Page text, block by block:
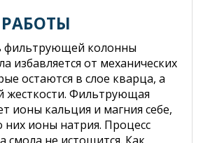
фильтрующей колонны
избавляется от механических
остаются в слое кварца, а
жесткости. Фильтрующая
ионы кальция и магния себе,
них ионы натрия. Процесс